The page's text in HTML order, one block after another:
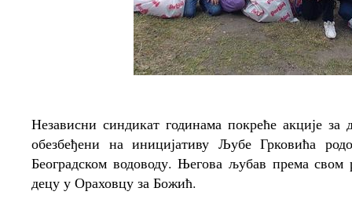
Независни синдикат годинама покреће акције
обезбеђени на иницијативу Љубе Грковића
Београдском водоводу. Његова љубав према свом
децу у Ораховцу за Божић.